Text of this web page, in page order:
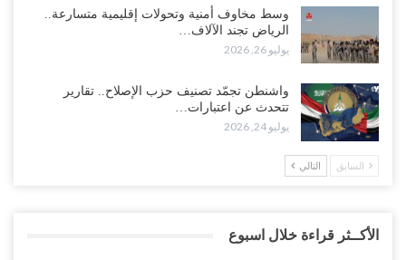
وسط مخاوف أمنية وتحولات إقليمية متسارعة..
الرياض تجند الآلاف…
يوليو 26, 2026
واشنطن تجمّد تصنيف حزب الإصلاح.. تقارير
تتحدث عن اعتبارات…
يوليو 24, 2026
السابق التالي
الأكــثر قراءة خلال اسبوع